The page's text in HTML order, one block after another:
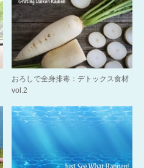
おろしで全身排毒：デトックス食材
vol.2